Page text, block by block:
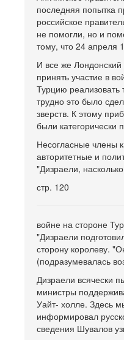
последняя попытка
российское
не помогли, но и
тому, что 24 апреля
И все же
принять участие в
Турцию реализовать
трудно это было
зверств. К этому
были категорически
Несогласные члены
авторитетные и
"Дизраели,
стр. 120
войне на стороне
"Дизраели
сторону королеву.
(подразумевалась
Дизраели всячески
министры
Уайт- холле. Здесь
информировал
сведения Шувалов